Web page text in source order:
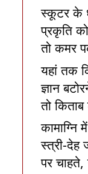
स्कूटर के
प्रकृति
तो कमर
यहां तक
ज्ञान
तो
कामाग्नि
स्त्री-देह
पर